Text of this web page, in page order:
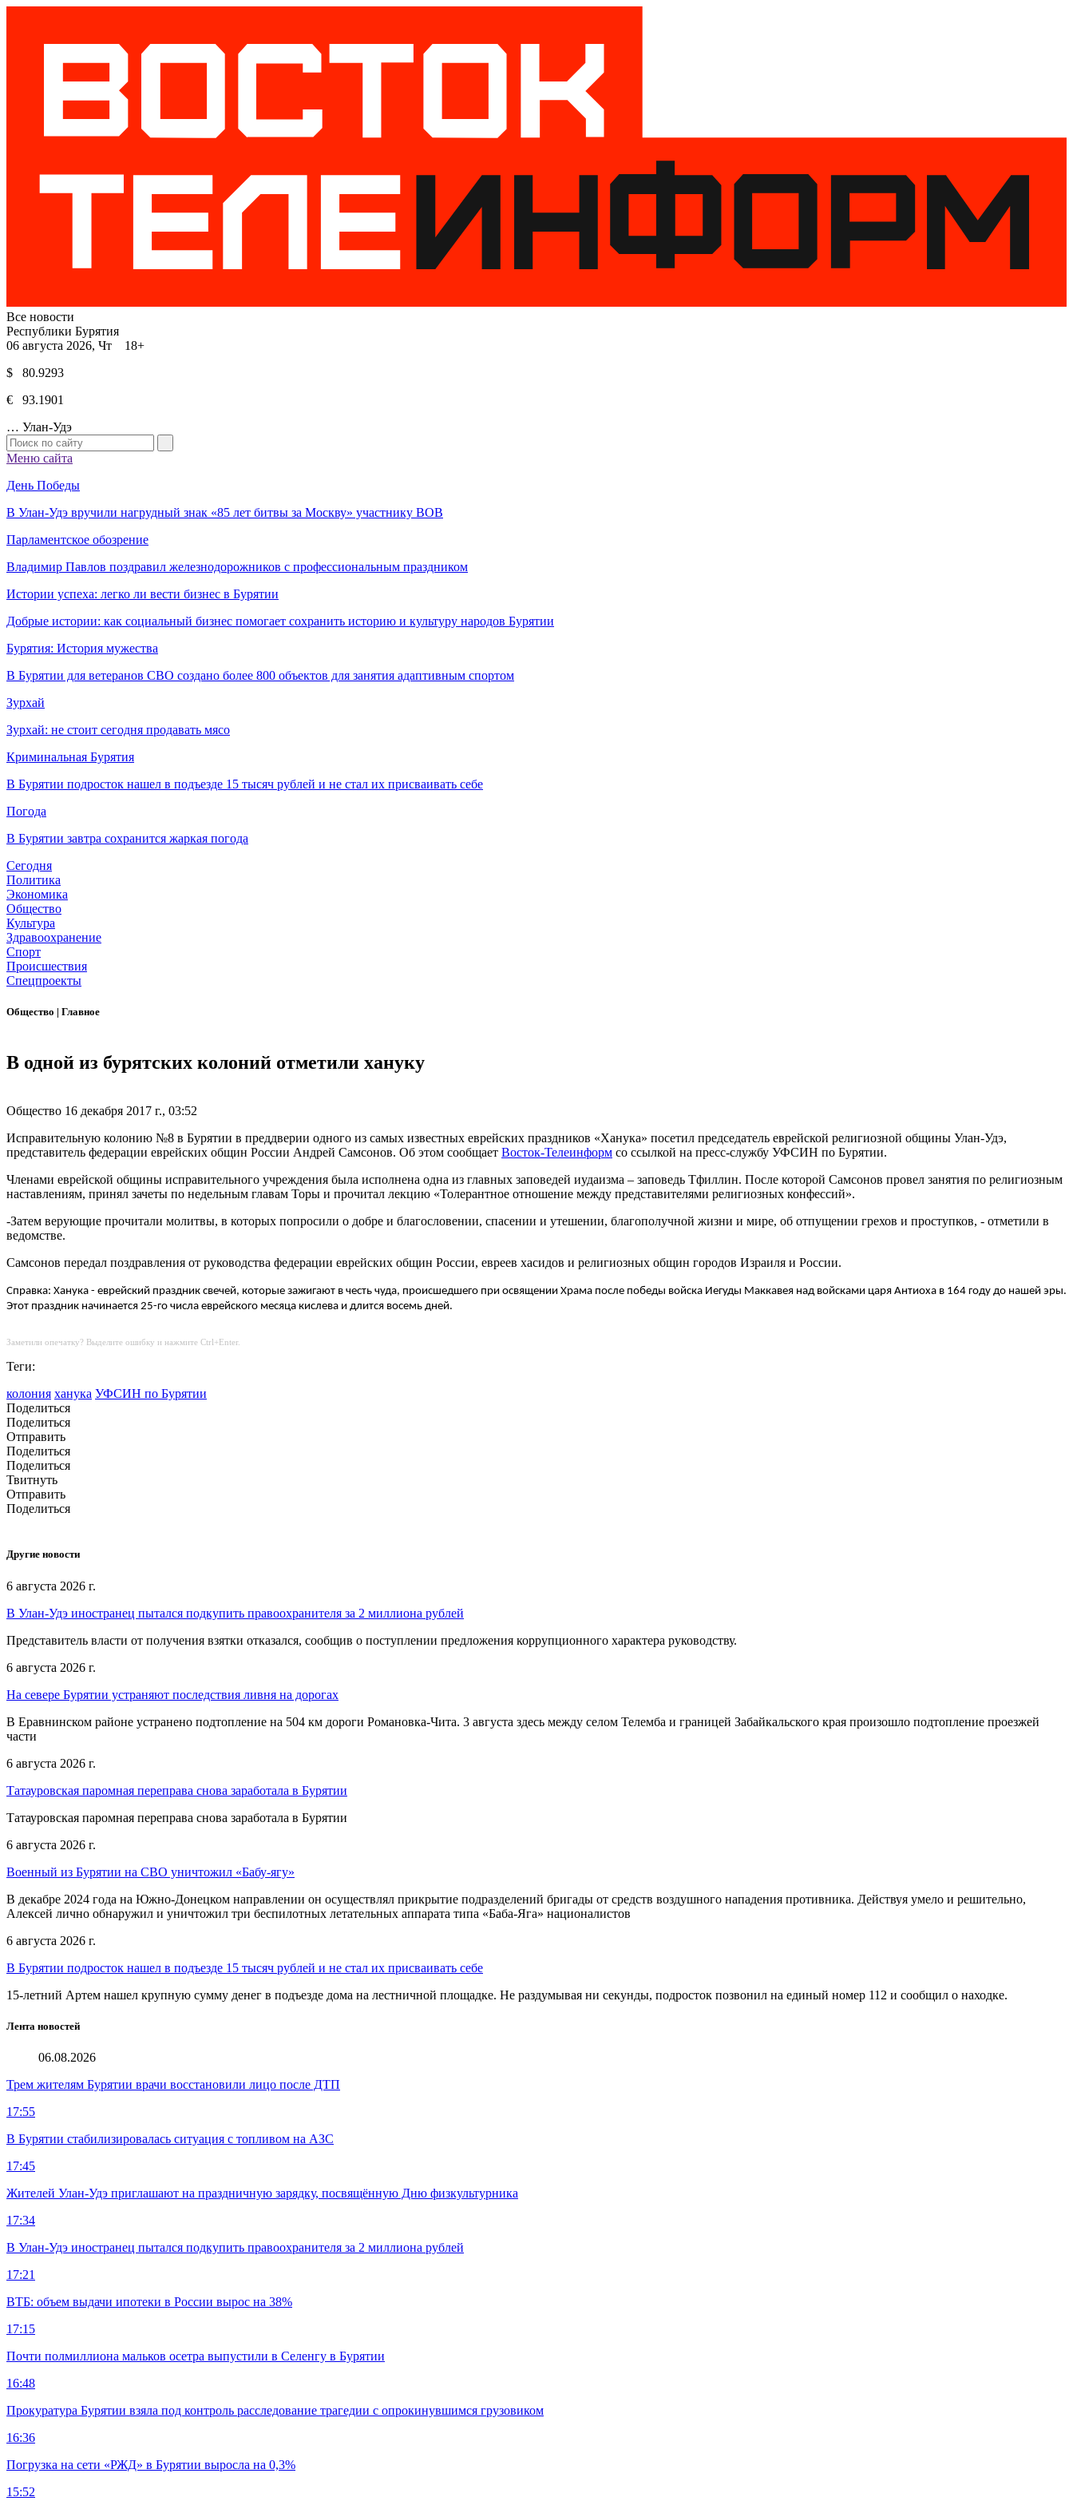
Все новости
Республики Бурятия
06 августа 2026, Чт 18+
$ 80.9293
€ 93.1901
… Улан-Удэ
Меню сайта
День Победы
В Улан-Удэ вручили нагрудный знак «85 лет битвы за Москву» участнику ВОВ
Парламентское обозрение
Владимир Павлов поздравил железнодорожников с профессиональным праздником
Истории успеха: легко ли вести бизнес в Бурятии
Добрые истории: как социальный бизнес помогает сохранить историю и культуру народов Бурятии
Бурятия: История мужества
В Бурятии для ветеранов СВО создано более 800 объектов для занятия адаптивным спортом
Зурхай
Зурхай: не стоит сегодня продавать мясо
Криминальная Бурятия
В Бурятии подросток нашел в подъезде 15 тысяч рублей и не стал их присваивать себе
Погода
В Бурятии завтра сохранится жаркая погода
Сегодня
Политика
Экономика
Общество
Культура
Здравоохранение
Спорт
Происшествия
Спецпроекты
Общество | Главное
В одной из бурятских колоний отметили хануку
Общество 16 декабря 2017 г., 03:52
Исправительную колонию №8 в Бурятии в преддверии одного из самых известных еврейских праздников «Ханука» посетил председатель еврейской религиозной общины Улан-Удэ,
представитель федерации еврейских общин России Андрей Самсонов. Об этом сообщает Восток-Телеинформ со ссылкой на пресс-службу УФСИН по Бурятии.
Членами еврейской общины исправительного учреждения была исполнена одна из главных заповедей иудаизма – заповедь Тфиллин. После которой Самсонов провел занятия по религиозным
наставлениям, принял зачеты по недельным главам Торы и прочитал лекцию «Толерантное отношение между представителями религиозных конфессий».
-Затем верующие прочитали молитвы, в которых попросили о добре и благословении, спасении и утешении, благополучной жизни и мире, об отпущении грехов и проступков, - отметили в
ведомстве.
Самсонов передал поздравления от руководства федерации еврейских общин России, евреев хасидов и религиозных общин городов Израиля и России.
Справка: Ханука - еврейский праздник свечей, которые зажигают в честь чуда, происшедшего при освящении Храма после победы войска Иегуды Маккавея над войсками царя Антиоха в 164 году до нашей эры.
Этот праздник начинается 25-го числа еврейского месяца кислева и длится восемь дней.
Заметили опечатку? Выделите ошибку и нажмите Ctrl+Enter.
Теги:
колония ханука УФСИН по Бурятии
Поделиться
Поделиться
Отправить
Поделиться
Поделиться
Твитнуть
Отправить
Поделиться
Другие новости
6 августа 2026 г.
В Улан-Удэ иностранец пытался подкупить правоохранителя за 2 миллиона рублей
Представитель власти от получения взятки отказался, сообщив о поступлении предложения коррупционного характера руководству.
6 августа 2026 г.
На севере Бурятии устраняют последствия ливня на дорогах
В Еравнинском районе устранено подтопление на 504 км дороги Романовка-Чита. 3 августа здесь между селом Телемба и границей Забайкальского края произошло подтопление проезжей
части
6 августа 2026 г.
Татауровская паромная переправа снова заработала в Бурятии
Татауровская паромная переправа снова заработала в Бурятии
6 августа 2026 г.
Военный из Бурятии на СВО уничтожил «Бабу-ягу»
В декабре 2024 года на Южно-Донецком направлении он осуществлял прикрытие подразделений бригады от средств воздушного нападения противника. Действуя умело и решительно,
Алексей лично обнаружил и уничтожил три беспилотных летательных аппарата типа «Баба-Яга» националистов
6 августа 2026 г.
В Бурятии подросток нашел в подъезде 15 тысяч рублей и не стал их присваивать себе
15-летний Артем нашел крупную сумму денег в подъезде дома на лестничной площадке. Не раздумывая ни секунды, подросток позвонил на единый номер 112 и сообщил о находке.
Лента новостей
06.08.2026
Трем жителям Бурятии врачи восстановили лицо после ДТП
17:55
В Бурятии стабилизировалась ситуация с топливом на АЗС
17:45
Жителей Улан-Удэ приглашают на праздничную зарядку, посвящённую Дню физкультурника
17:34
В Улан-Удэ иностранец пытался подкупить правоохранителя за 2 миллиона рублей
17:21
ВТБ: объем выдачи ипотеки в России вырос на 38%
17:15
Почти полмиллиона мальков осетра выпустили в Селенгу в Бурятии
16:48
Прокуратура Бурятии взяла под контроль расследование трагедии с опрокинувшимся грузовиком
16:36
Погрузка на сети «РЖД» в Бурятии выросла на 0,3%
15:52